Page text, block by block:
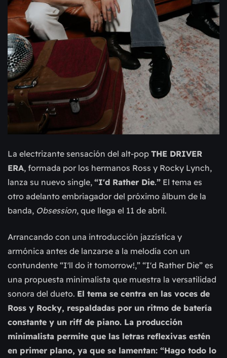
La electrizante sensación del alt-pop THE DRIVER
ERA, formada por los hermanos Ross y Rocky Lynch,
lanza su nuevo single, “I'd Rather Die.” El tema es
otro adelanto embriagador del próximo álbum de la
banda, Obsession, que llega el 11 de abril.
Arrancando con una introducción jazzística y
armónica antes de lanzarse a la melodía con un
contundente “I'll do it tomorrow!,” “I'd Rather Die” es
una propuesta minimalista que muestra la versatilidad
sonora del dueto. El tema se centra en las voces de
Ross y Rocky, respaldadas por un ritmo de batería
constante y un riff de piano. La producción
minimalista permite que las letras reflexivas estén
en primer plano, ya que se lamentan: “Hago todo lo